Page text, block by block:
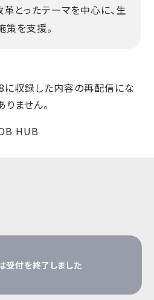
とったテーマを中心に、生
策を支援。
収録した内容の再配信にな
ません。
HUB
受付を終了しました